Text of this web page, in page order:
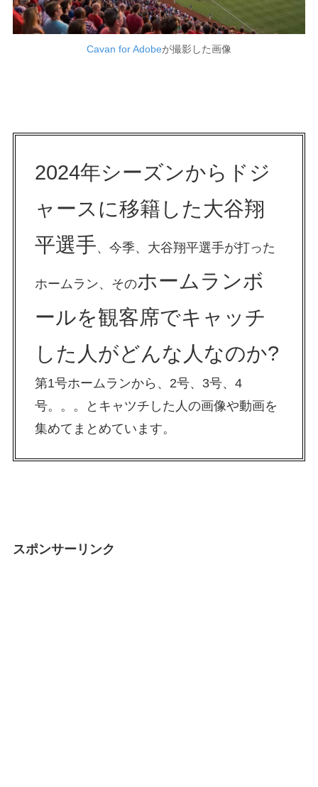
Cavan for Adobeが撮影した画像
2024年シーズンからドジ
ャースに移籍した大谷翔
平選手、今季、大谷翔平選手が打った
ホームラン、そのホームランボ
ールを観客席でキャッチ
した人がどんな人なのか?
第1号ホームランから、2号、3号、4
号。。。とキャツチした人の画像や動画を
集めてまとめています。
スポンサーリンク